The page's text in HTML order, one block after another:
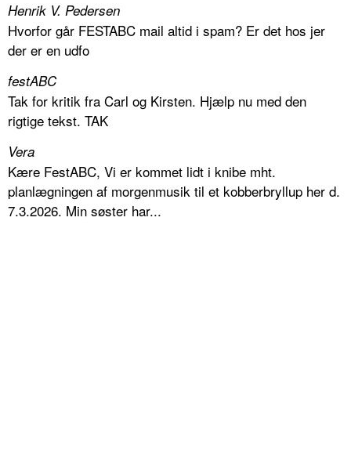
Henrik V. Pedersen
Hvorfor går FESTABC mail altid i spam? Er det hos jer
der er en udfo
festABC
Tak for kritik fra Carl og Kirsten. Hjælp nu med den
rigtige tekst. TAK
Vera
Kære FestABC, Vi er kommet lidt i knibe mht.
planlægningen af morgenmusik til et kobberbryllup her d.
7.3.2026. Min søster har...